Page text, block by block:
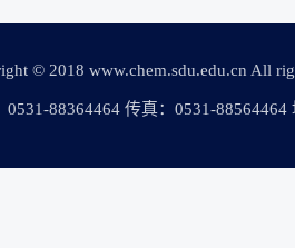
© 2018 www.chem.sdu.edu.cn All
0531-88364464 传真：0531-